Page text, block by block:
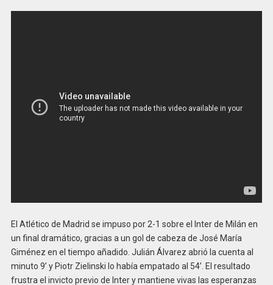
El Atlético de Madrid se impuso por 2-1 sobre el Inter de Milán en
un final dramático, gracias a un gol de cabeza de José María
Giménez en el tiempo añadido. Julián Álvarez abrió la cuenta al
minuto 9’ y Piotr Zielinski lo había empatado al 54’. El resultado
frustra el invicto previo de Inter y mantiene vivas las esperanzas